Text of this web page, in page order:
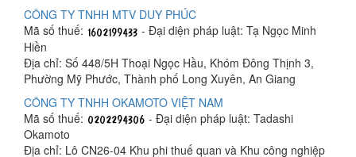
CÔNG TY TNHH MTV DUY PHÚC
Mã số thuế:
- Đại diện pháp luật: Tạ Ngọc Minh
Hiền
Địa chỉ: Số 448/5H Thoại Ngọc Hầu, Khóm Đông Thịnh 3,
Phường Mỹ Phước, Thành phố Long Xuyên, An Giang
CÔNG TY TNHH OKAMOTO VIỆT NAM
Mã số thuế:
- Đại diện pháp luật: Tadashi
Okamoto
Địa chỉ: Lô CN26-04 Khu phi thuế quan và Khu công nghiệp